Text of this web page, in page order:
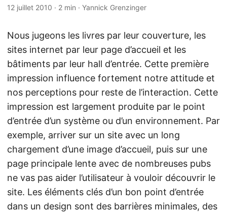
12 juillet 2010 · 2 min · Yannick Grenzinger
Nous jugeons les livres par leur couverture, les
sites internet par leur page d’accueil et les
bâtiments par leur hall d’entrée. Cette première
impression influence fortement notre attitude et
nos perceptions pour reste de l’interaction. Cette
impression est largement produite par le point
d’entrée d’un système ou d’un environnement. Par
exemple, arriver sur un site avec un long
chargement d’une image d’accueil, puis sur une
page principale lente avec de nombreuses pubs
ne vas pas aider l’utilisateur à vouloir découvrir le
site. Les éléments clés d’un bon point d’entrée
dans un design sont des barrières minimales, des